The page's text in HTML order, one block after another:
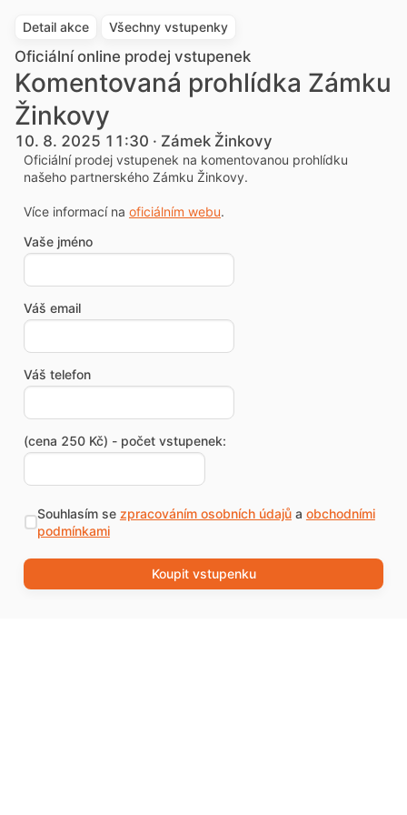
Detail akce Všechny vstupenky
Oficiální online prodej vstupenek
Komentovaná prohlídka Zámku
Žinkovy
10. 8. 2025 11:30 · Zámek Žinkovy
Oficiální prodej vstupenek na komentovanou prohlídku
našeho partnerského Zámku Žinkovy.
Více informací na oficiálním webu.
Vaše jméno
Váš email
Váš telefon
(cena 250 Kč) - počet vstupenek:
Souhlasím se zpracováním osobních údajůa obchodními
podmínkami
Koupit vstupenku